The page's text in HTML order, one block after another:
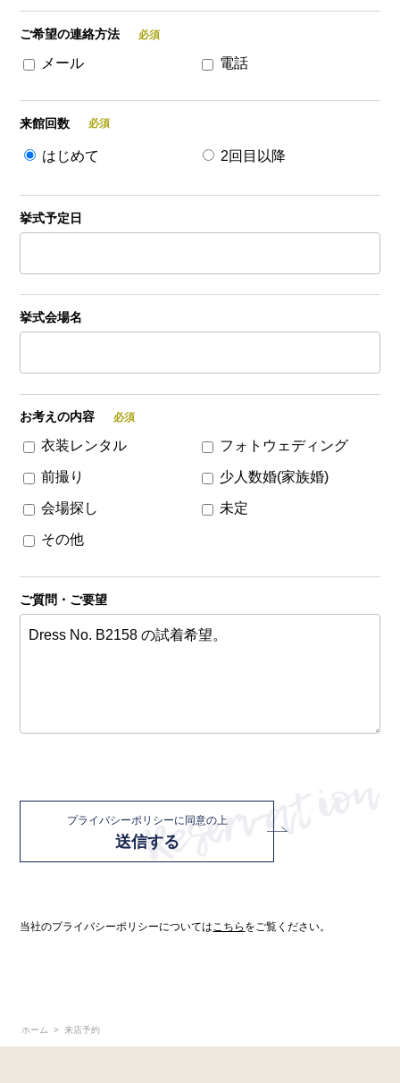
ご希望の連絡方法
メール 電話
来館回数
はじめて 2回目以降
挙式予定日
挙式会場名
お考えの内容
衣装レンタル フォトウェディング
前撮り 少人数婚(家族婚)
会場探し 未定
その他
ご質問・ご要望
プライバシーポリシーに同意の上
送信する
当社のプライバシーポリシーについてはこちら をご覧ください。
ホーム 来店予約